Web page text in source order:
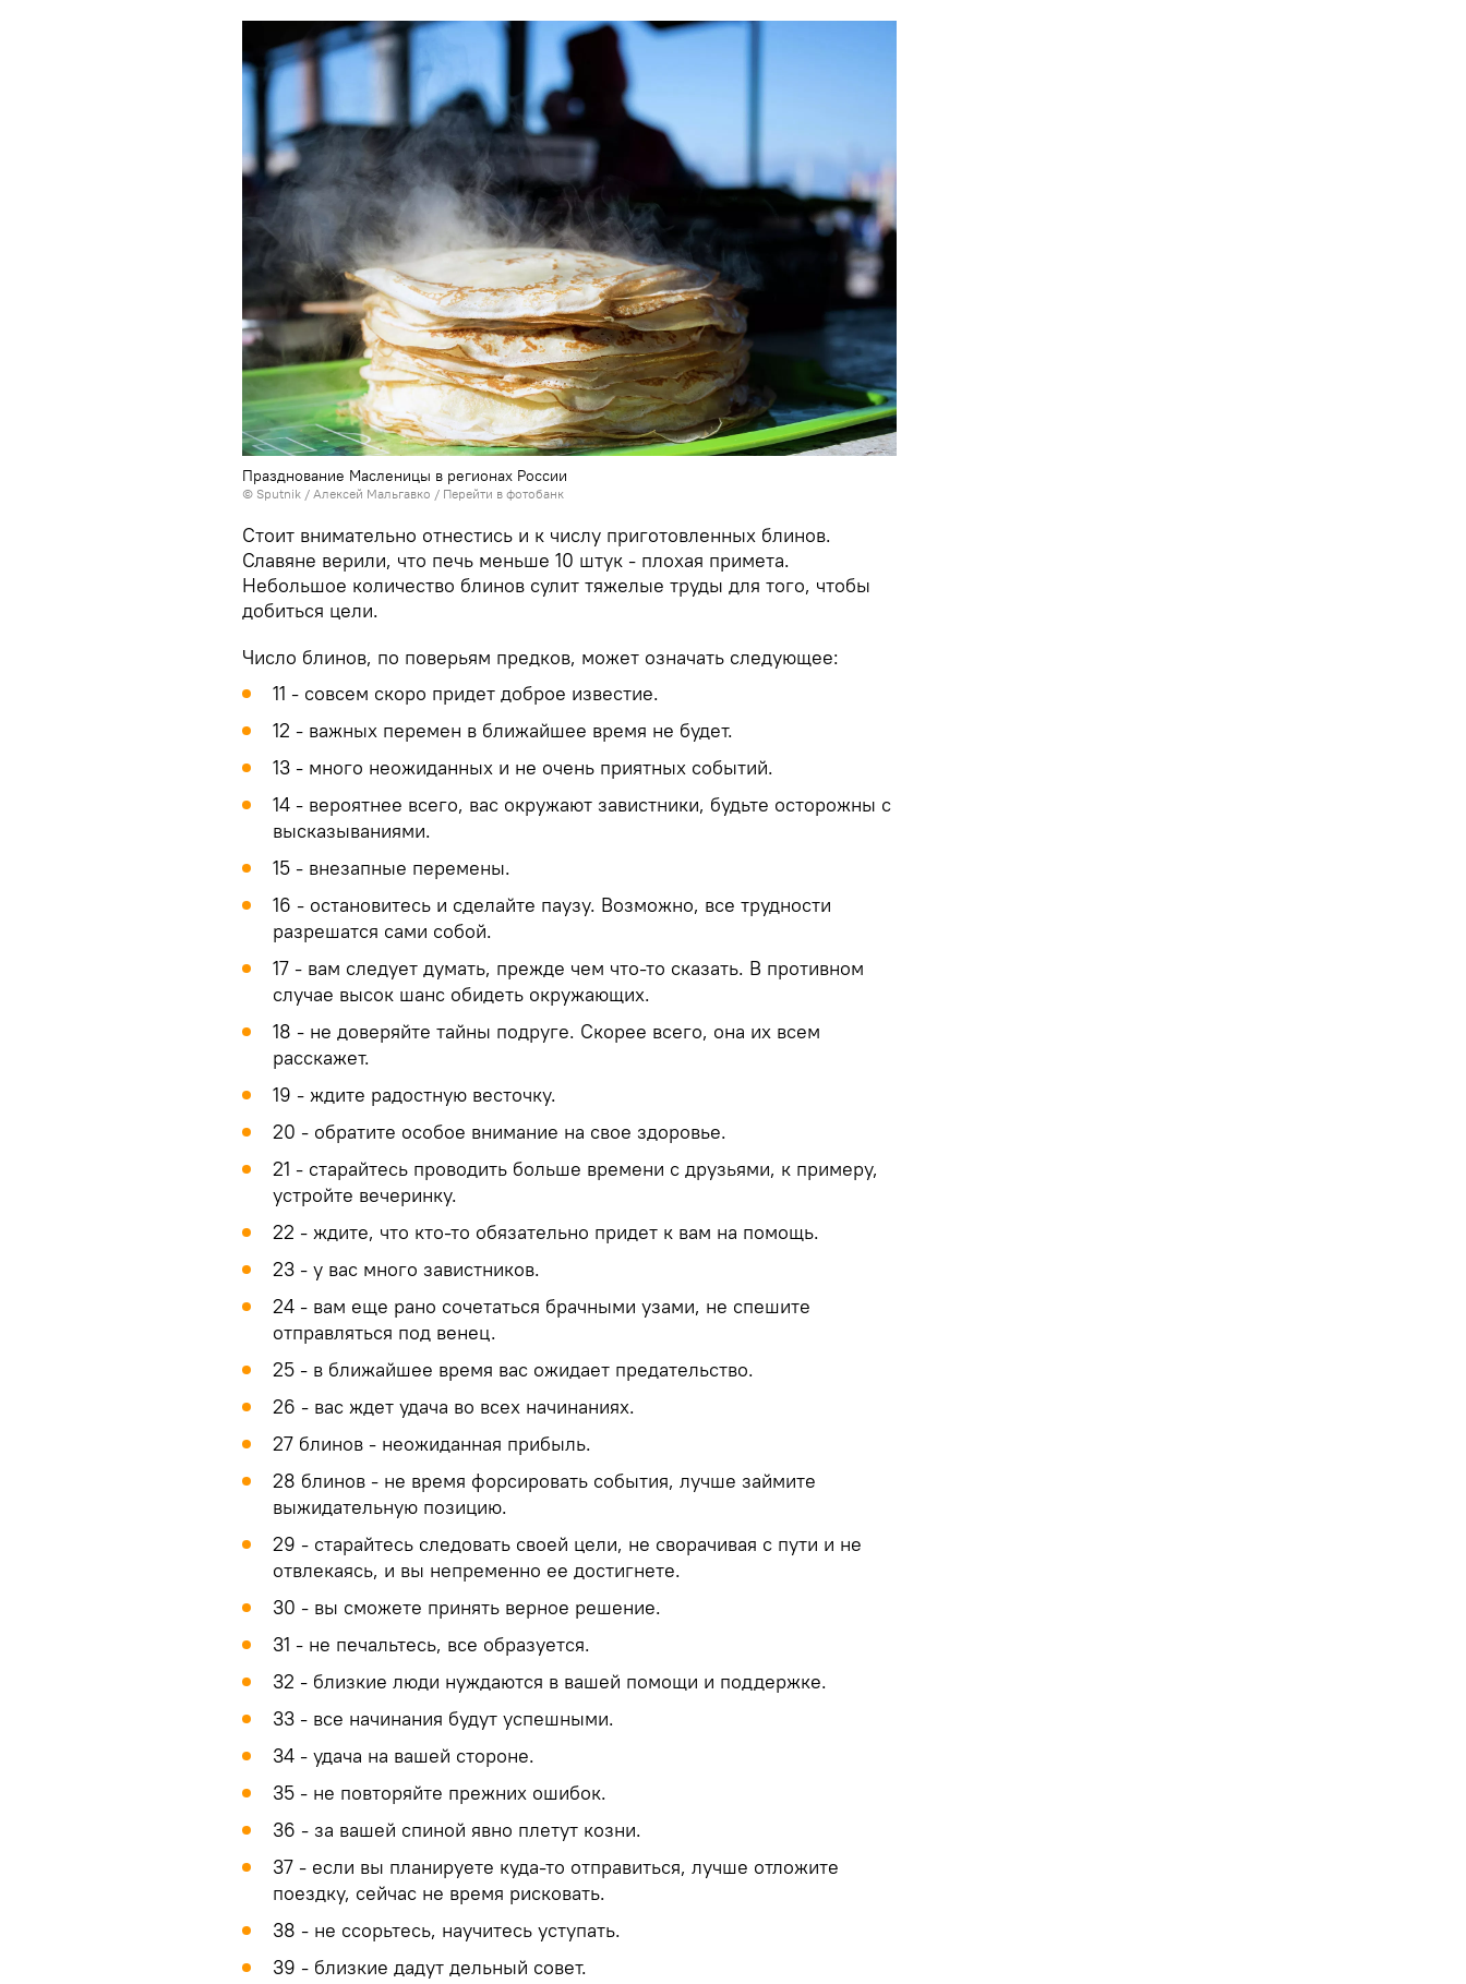
Празднование Масленицы в регионах России
© Sputnik / Алексей Мальгавко / Перейти в фотобанк
Стоит внимательно отнестись и к числу приготовленных блинов.
Славяне верили, что печь меньше 10 штук - плохая примета.
Небольшое количество блинов сулит тяжелые труды для того, чтобы
добиться цели.
Число блинов, по поверьям предков, может означать следующее:
11 - совсем скоро придет доброе известие.
12 - важных перемен в ближайшее время не будет.
13 - много неожиданных и не очень приятных событий.
14 - вероятнее всего, вас окружают завистники, будьте осторожны с
высказываниями.
15 - внезапные перемены.
16 - остановитесь и сделайте паузу. Возможно, все трудности
разрешатся сами собой.
17 - вам следует думать, прежде чем что-то сказать. В противном
случае высок шанс обидеть окружающих.
18 - не доверяйте тайны подруге. Скорее всего, она их всем
расскажет.
19 - ждите радостную весточку.
20 - обратите особое внимание на свое здоровье.
21 - старайтесь проводить больше времени с друзьями, к примеру,
устройте вечеринку.
22 - ждите, что кто-то обязательно придет к вам на помощь.
23 - у вас много завистников.
24 - вам еще рано сочетаться брачными узами, не спешите
отправляться под венец.
25 - в ближайшее время вас ожидает предательство.
26 - вас ждет удача во всех начинаниях.
27 блинов - неожиданная прибыль.
28 блинов - не время форсировать события, лучше займите
выжидательную позицию.
29 - старайтесь следовать своей цели, не сворачивая с пути и не
отвлекаясь, и вы непременно ее достигнете.
30 - вы сможете принять верное решение.
31 - не печальтесь, все образуется.
32 - близкие люди нуждаются в вашей помощи и поддержке.
33 - все начинания будут успешными.
34 - удача на вашей стороне.
35 - не повторяйте прежних ошибок.
36 - за вашей спиной явно плетут козни.
37 - если вы планируете куда-то отправиться, лучше отложите
поездку, сейчас не время рисковать.
38 - не ссорьтесь, научитесь уступать.
39 - близкие дадут дельный совет.